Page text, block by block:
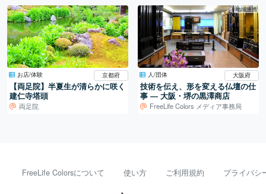
お店/体験 京都府
【両足院】半夏生が清らかに咲く
建仁寺塔頭
両足院
地域連携
人/団体 大阪府
技術を伝え、形を変える仏壇の仕
事 ― 大阪・堺の黒澤商店
FreeLife Colors メディア事務局
FreeLife Colorsについて 使い方 ご利用規約 プライバシ